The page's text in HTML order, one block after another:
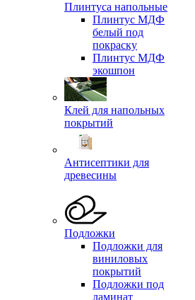
Плинтуса напольные
Плинтус МДФ
белый под
покраску
Плинтус МДФ
экошпон
Клей для напольных
покрытий
Антисептики для
древесины
Подложки
Подложки для
виниловых
покрытий
Подложки под
ламинат